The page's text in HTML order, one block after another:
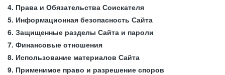
4. Права и Обязательства Соискателя
5. Информационная безопасность Сайта
6. Защищенные разделы Сайта и пароли
7. Финансовые отношения
8. Использование материалов Сайта
9. Применимое право и разрешение споров